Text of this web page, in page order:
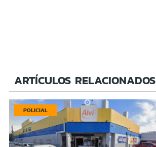
ARTÍCULOS RELACIONADOS
POLICIAL